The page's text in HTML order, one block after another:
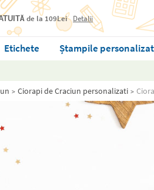
de la 109Lei Detalii
Etichete Ștampile
Ciorapi de Craciun personalizati